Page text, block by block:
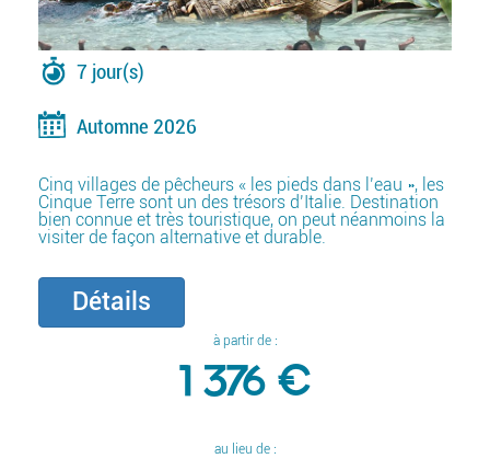
7 jour(s)
Automne 2026
Cinq villages de pêcheurs « les pieds dans l’eau », les
Cinque Terre sont un des trésors d’Italie. Destination
bien connue et très touristique, on peut néanmoins la
visiter de façon alternative et durable.
Détails
à partir de :
1 376 €
au lieu de :